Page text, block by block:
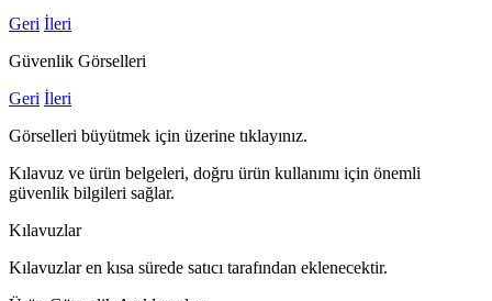
Geri İleri
Güvenlik Görselleri
Geri İleri
Görselleri büyütmek için üzerine tıklayınız.
Kılavuz ve ürün belgeleri, doğru ürün kullanımı için önemli
güvenlik bilgileri sağlar.
Kılavuzlar
Kılavuzlar en kısa sürede satıcı tarafından eklenecektir.